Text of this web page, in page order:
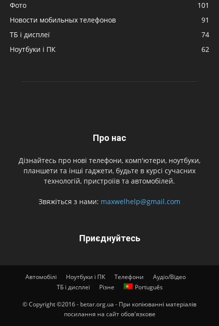
Фото
101
Новости мобильных телефонов
91
ТБ і дисплеї
74
Ноутбуки і ПК
62
Про нас
Дізнайтесь про нові телефони, комп'ютери, ноутбуки,
планшети та інші гаджети, будьте в курсі сучасних
технологій, пристроїів та автомобілей.
Звяжіться з нами: maxwelhelp@gmail.com
Приєднуйтесь
Автомобілі Ноутбуки і ПК Телефони
Аудіо/Відео
ТБ і дисплеї
Різне Português
© Copyright ©2016 - betar.org.ua - При копіюванні матеріалів
посилання на сайт обов'язкове